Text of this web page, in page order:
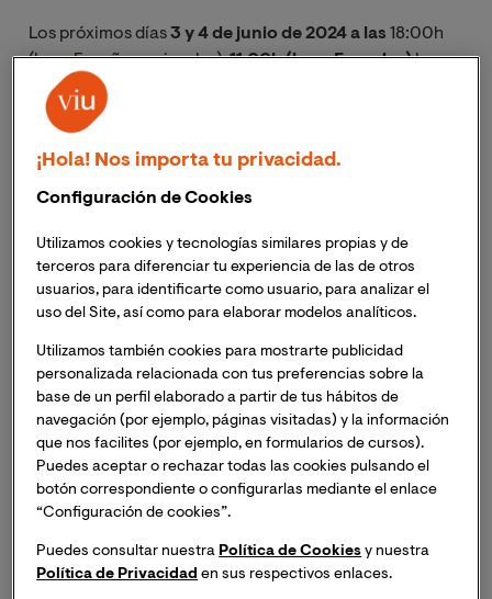
Los próximos días3 y 4 de junio de 2024 a las 18:00h
(hora España peninsular),11:00h (hora Ecuador)la
Facultad de Ciencias Sociales y Jurídicas organiza el
Taller Online en Investigación Privada
Inscripción necesaria. Recibirás el mismo día del
evento un enlace para acceder a la sesión online.
La investigación privada, llevada a cabo por detectives
en la sociedad en general, y en los egresados de
Criminología en particular. En este taller, de dos días de
duración, aprenderás, de la mano de dos detectives
privados en activo, los aspectos prácticos de la
profesión, así como el marco legal, las funciones, y los
distintos ámbitos de actuación en los que un detective
privado puede investigar.
¡Hola! Nos importa tu privacidad.
Configuración de Cookies
Utilizamos cookies y tecnologías similares propias y de
terceros para diferenciar tu experiencia de las de otros
usuarios, para identificarte como usuario, para analizar el
uso del Site, así como para elaborar modelos analíticos.
Utilizamos también cookies para mostrarte publicidad
personalizada relacionada con tus preferencias sobre la
base de un perfil elaborado a partir de tus hábitos de
navegación (por ejemplo, páginas visitadas) y la información
que nos facilites (por ejemplo, en formularios de cursos).
Puedes aceptar o rechazar todas las cookies pulsando el
botón correspondiente o configurarlas mediante el enlace
“Configuración de cookies”.
Puedes consultar nuestra Política de Cookies y nuestra
Política de Privacidad en sus respectivos enlaces.